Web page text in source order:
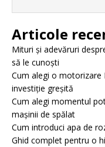
Articole
Mituri și adevăruri
să le cunoști
Cum alegi o motorizare
investiție greșită
Cum alegi momentul
mașinii de spălat
Cum introduci apa de
Ghid complet pentru o